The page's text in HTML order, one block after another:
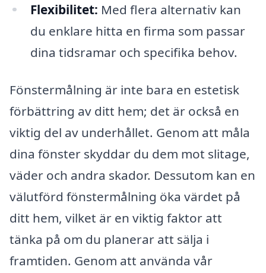
Flexibilitet: Med flera alternativ kan
du enklare hitta en firma som passar
dina tidsramar och specifika behov.
Fönstermålning är inte bara en estetisk
förbättring av ditt hem; det är också en
viktig del av underhållet. Genom att måla
dina fönster skyddar du dem mot slitage,
väder och andra skador. Dessutom kan en
välutförd fönstermålning öka värdet på
ditt hem, vilket är en viktig faktor att
tänka på om du planerar att sälja i
framtiden. Genom att använda vår